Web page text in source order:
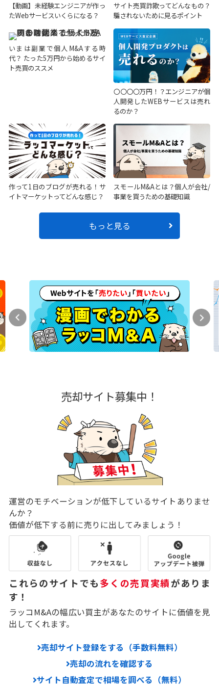
【動画】未経験エンジニアが作っ
たWebサービスいくらになる？
サイト売買詐欺ってどんなもの？
騙されないために見るポイント
いまは副業で個人M&Aする時
代？ たった5万円から始めるサイ
ト売買のススメ
〇〇〇〇万円！？エンジニアが個
人開発したWEBサービスは売れ
るのか？
作って1日のブログが売れる！サ
イトマーケットってどんな感じ？
スモールM&Aとは？個人が会社/
事業を買うための基礎知識
もっと見る
売却サイト募集中！
運営のモチベーションが低下しているサイトありませ
んか？
価値が低下する前に売りに出してみましょう！
これらのサイトでも多くの売買実績がありま
す！
ラッコM&Aの幅広い買主があなたのサイトに価値を見
出してくれます。
売却サイト登録をする（手数料無料）
売却の流れを確認する
サイト自動査定で相場を調べる（無料）